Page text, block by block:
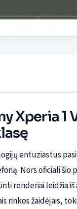
Xperia 1
entuziastus
Nors oficiali
renderiai leidžia
rinkos žaidėjais,